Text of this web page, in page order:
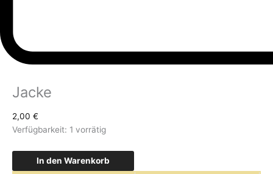
Jacke
2,00 €
Verfügbarkeit: 1 vorrätig
In den Warenkorb